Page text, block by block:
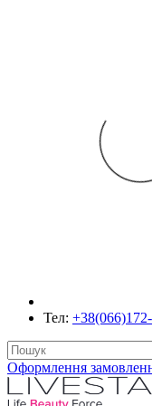
Тел:
Оформлення